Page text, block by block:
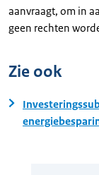
aanvraagt, om in
geen rechten
Zie ook